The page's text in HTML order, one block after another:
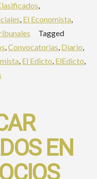
,
, El Economista,
Tagged
,Convocatorias, Diario,
, El Edicto, ElEdicto,
EN